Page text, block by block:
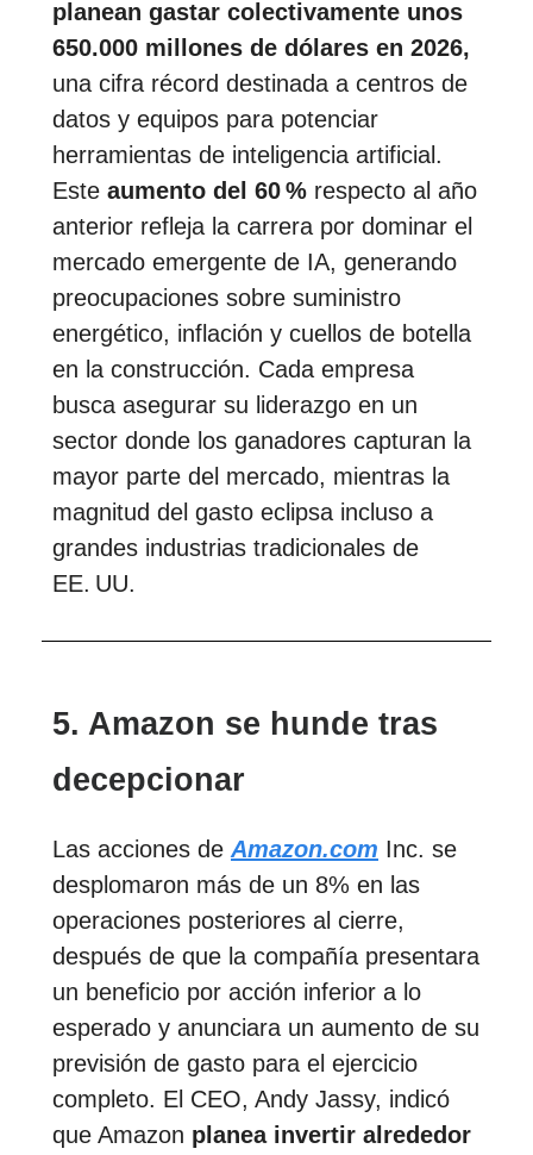
planean gastar colectivamente unos
650.000 millones de dólares en 2026,
una cifra récord destinada a centros de
datos y equipos para potenciar
herramientas de inteligencia artificial.
Este aumento del 60 % respecto al año
anterior refleja la carrera por dominar el
mercado emergente de IA, generando
preocupaciones sobre suministro
energético, inflación y cuellos de botella
en la construcción. Cada empresa
busca asegurar su liderazgo en un
sector donde los ganadores capturan la
mayor parte del mercado, mientras la
magnitud del gasto eclipsa incluso a
grandes industrias tradicionales de
EE. UU.
5. Amazon se hunde tras
decepcionar
Las acciones de Amazon.com Inc. se
desplomaron más de un 8% en las
operaciones posteriores al cierre,
después de que la compañía presentara
un beneficio por acción inferior a lo
esperado y anunciara un aumento de su
previsión de gasto para el ejercicio
completo. El CEO, Andy Jassy, indicó
que Amazon planea invertir alrededor